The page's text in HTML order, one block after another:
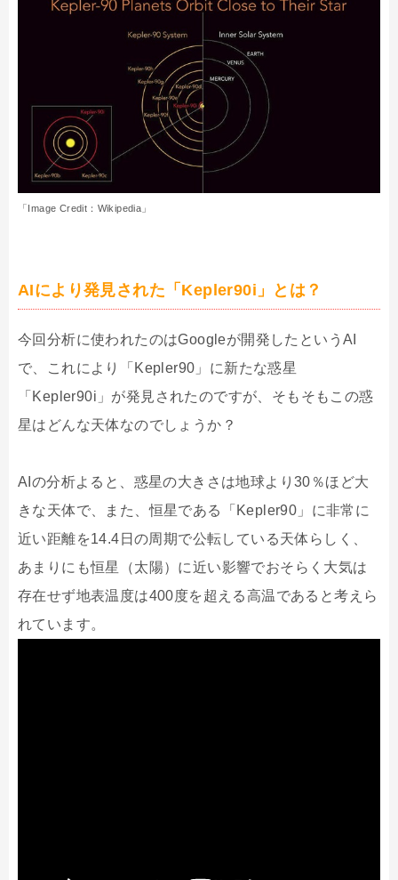
「Image Credit：Wikipedia」
AIにより発見された「Kepler90i」とは？
今回分析に使われたのはGoogleが開発したというAI
で、これにより「Kepler90」に新たな惑星
「Kepler90i」が発見されたのですが、そもそもこの惑
星はどんな天体なのでしょうか？
AIの分析よると、惑星の大きさは地球より30％ほど大
きな天体で、また、恒星である「Kepler90」に非常に
近い距離を14.4日の周期で公転している天体らしく、
あまりにも恒星（太陽）に近い影響でおそらく大気は
存在せず地表温度は400度を超える高温であると考えら
れています。